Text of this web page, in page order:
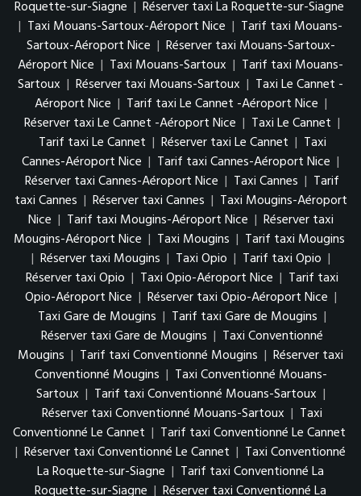
Roquette-sur-Siagne | Réserver taxi La Roquette-sur-Siagne
| Taxi Mouans-Sartoux-Aéroport Nice | Tarif taxi Mouans-
Sartoux-Aéroport Nice | Réserver taxi Mouans-Sartoux-
Aéroport Nice | Taxi Mouans-Sartoux | Tarif taxi Mouans-
Sartoux | Réserver taxi Mouans-Sartoux | Taxi Le Cannet -
Aéroport Nice | Tarif taxi Le Cannet -Aéroport Nice |
Réserver taxi Le Cannet -Aéroport Nice | Taxi Le Cannet |
Tarif taxi Le Cannet | Réserver taxi Le Cannet | Taxi
Cannes-Aéroport Nice | Tarif taxi Cannes-Aéroport Nice |
Réserver taxi Cannes-Aéroport Nice | Taxi Cannes | Tarif
taxi Cannes | Réserver taxi Cannes | Taxi Mougins-Aéroport
Nice | Tarif taxi Mougins-Aéroport Nice | Réserver taxi
Mougins-Aéroport Nice | Taxi Mougins | Tarif taxi Mougins
| Réserver taxi Mougins | Taxi Opio | Tarif taxi Opio |
Réserver taxi Opio | Taxi Opio-Aéroport Nice | Tarif taxi
Opio-Aéroport Nice | Réserver taxi Opio-Aéroport Nice |
Taxi Gare de Mougins | Tarif taxi Gare de Mougins |
Réserver taxi Gare de Mougins | Taxi Conventionné
Mougins | Tarif taxi Conventionné Mougins | Réserver taxi
Conventionné Mougins | Taxi Conventionné Mouans-
Sartoux | Tarif taxi Conventionné Mouans-Sartoux |
Réserver taxi Conventionné Mouans-Sartoux | Taxi
Conventionné Le Cannet | Tarif taxi Conventionné Le Cannet
| Réserver taxi Conventionné Le Cannet | Taxi Conventionné
La Roquette-sur-Siagne | Tarif taxi Conventionné La
Roquette-sur-Siagne | Réserver taxi Conventionné La